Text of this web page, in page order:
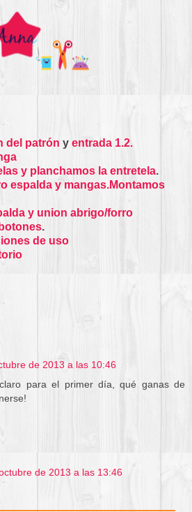
del patrón y entrada 1.2.
y planchamos la entretela.
espalda y mangas.Montamos
y union abrigo/forro
.
de uso
de 2013 a las 10:46
para el primer día, qué ganas de
de 2013 a las 13:46